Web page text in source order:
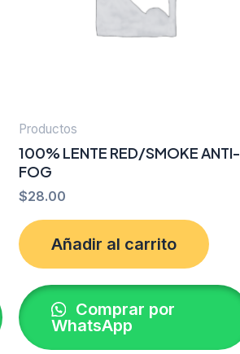
Productos
100% LENTE RED/SMOKE ANTI-
FOG
$28.00
Añadir al carrito
Comprar por
WhatsApp